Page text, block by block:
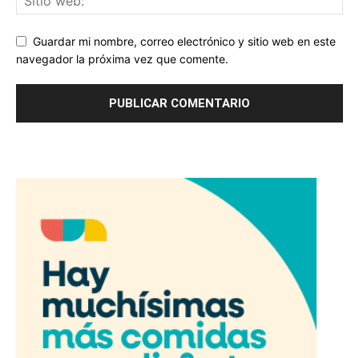
Guardar mi nombre, correo electrónico y sitio web en este
navegador la próxima vez que comente.